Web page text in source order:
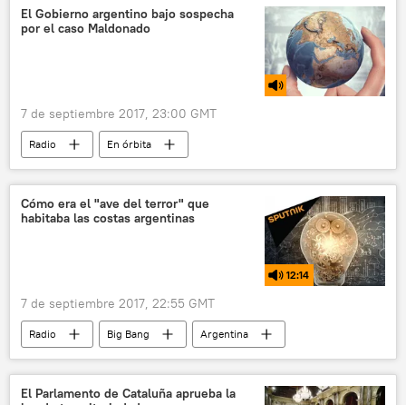
deportación
migración
menores
inmigrantes indocumentados
El Gobierno argentino bajo sospecha
por el caso Maldonado
7 de septiembre 2017, 23:00 GMT
Radio
En órbita
Desaparición de Santiago Maldonado
Argentina
Colombia
Cataluña
Santiago Maldonado
Adrián Zelaia
Gobierno de España
Gobierno de Argentina
Tribunal Constitucional de España
Parlamento de Cataluña
desaparición forzada
Cómo era el "ave del terror" que
habitaba las costas argentinas
12:14
7 de septiembre 2017, 22:55 GMT
Radio Big Bang
Argentina
Mar del Plata
Chapadmalal
aves
fósiles
águilas terrorismo
El Parlamento de Cataluña aprueba la